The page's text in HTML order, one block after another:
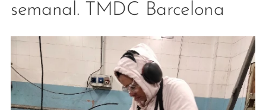
semanal. TMDC Barcelona